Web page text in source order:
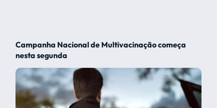
Campanha Nacional de Multivacinação começa
nesta segunda